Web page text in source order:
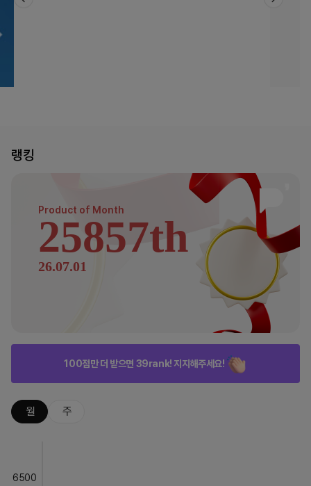
랭킹
Product of Month
25857th
26.07.01
100점만 더 받으면 39rank! 지지해주세요!
월 주
6500